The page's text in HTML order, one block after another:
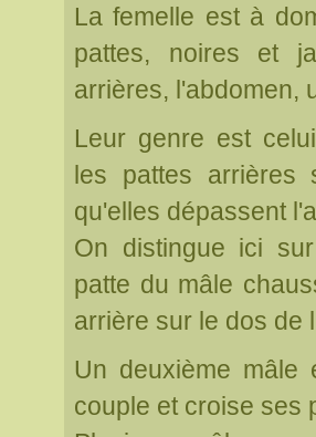
La femelle est à
pattes, noires et
arrières, l'abdomen,
Leur genre est
les pattes arrières
qu'elles dépassent
On distingue ici
patte du mâle
arrière sur le dos de
Un deuxième mâle
couple et croise ses